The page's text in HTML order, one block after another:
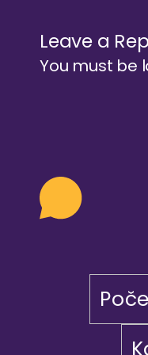
Leave a
You must be